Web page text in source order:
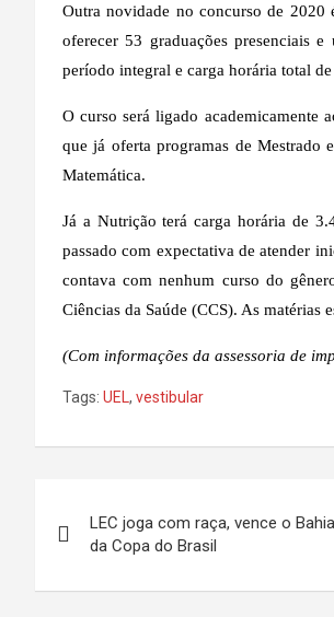
Outra novidade no concurso de 2020
oferecer 53 graduações presenciais
período integral e carga horária total
O curso será ligado academicamente
que já oferta programas de Mestrado
Matemática.
Já a Nutrição terá carga horária de
passado com expectativa de atender
contava com nenhum curso do
Ciências da Saúde (CCS). As matérias
(Com informações da assessoria de
Tags: UEL , vestibular
de
Post
LEC joga com raça, vence o
da Copa do Brasil